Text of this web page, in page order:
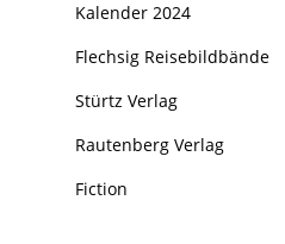
Kalender 2024
Flechsig Reisebildbände
Stürtz Verlag
Rautenberg Verlag
Fiction